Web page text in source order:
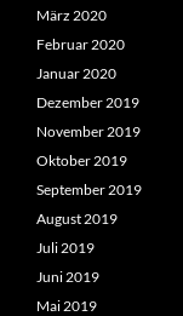
März 2020
Februar 2020
Januar 2020
Dezember 2019
November 2019
Oktober 2019
September 2019
August 2019
Juli 2019
Juni 2019
Mai 2019